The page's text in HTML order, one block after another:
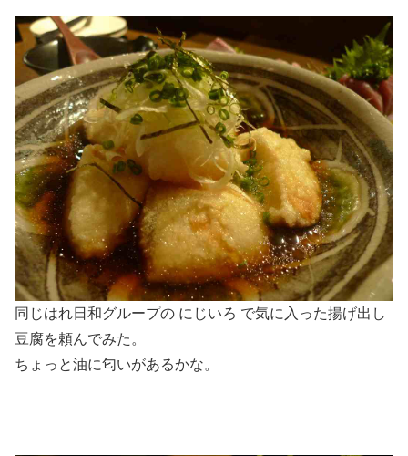
同じはれ日和グループの にじいろ で気に入った揚げ出し
豆腐を頼んでみた。
ちょっと油に匂いがあるかな。